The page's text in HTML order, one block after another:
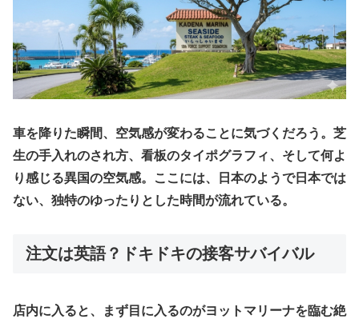
車を降りた瞬間、空気感が変わることに気づくだろう。芝
生の手入れのされ方、看板のタイポグラフィ、そして何よ
り感じる異国の空気感。ここには、日本のようで日本では
ない、独特のゆったりとした時間が流れている。
​注文は英語？ドキドキの接客サバイバル
​店内に入ると、まず目に入るのがヨットマリーナを臨む絶